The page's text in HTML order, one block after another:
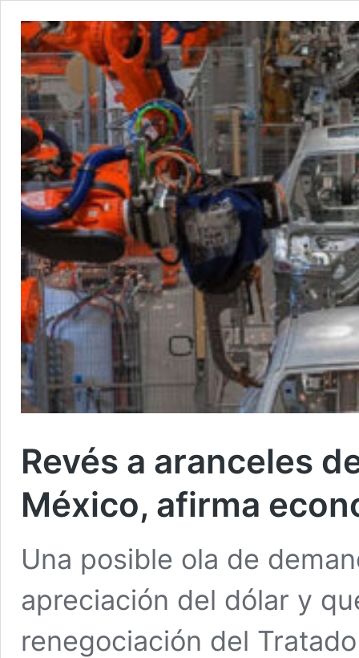
Revés a aranceles
México, afirma
Una posible ola de
apreciación del dólar y
renegociación del